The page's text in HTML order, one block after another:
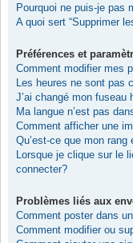
Pourquoi ne puis-je pas
A quoi sert “Supprimer
Préférences et
Comment modifier mes
Les heures ne sont pas
J’ai changé mon fuseau
Ma langue n’est pas
Comment afficher une
Qu’est-ce que mon
Lorsque je clique sur le
connecter?
Problèmes liés aux
Comment poster dans
Comment modifier ou